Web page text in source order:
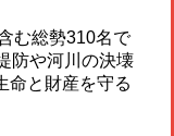
む総勢310名で
防や河川の決壊
命と財産を守る